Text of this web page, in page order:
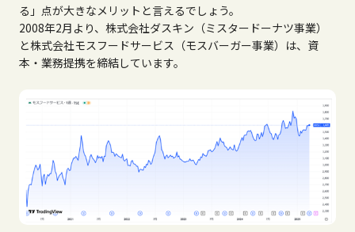
る」点が大きなメリットと言えるでしょう。
2008年2月より、株式会社ダスキン（ミスタードーナツ事業）
と株式会社モスフードサービス（モスバーガー事業）は、資
本・業務提携を締結しています。